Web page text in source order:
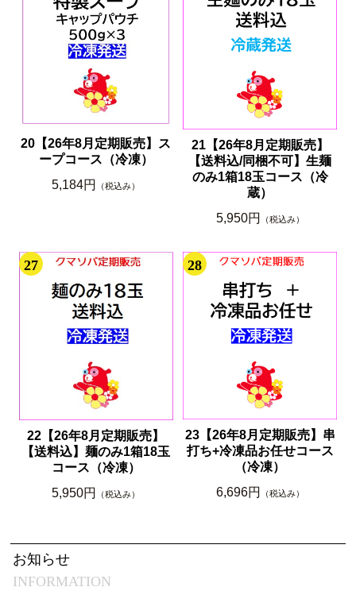
20【26年8月定期販売】ス
ープコース（冷凍）
5,184円
（税込み）
21【26年8月定期販売】
【送料込/同梱不可】生麺
のみ1箱18玉コース（冷
蔵）
5,950円
（税込み）
27
22【26年8月定期販売】
【送料込】麺のみ1箱18玉
コース（冷凍）
5,950円
（税込み）
28
23【26年8月定期販売】串
打ち+冷凍品お任せコース
（冷凍）
6,696円
（税込み）
INFORMATION
お知らせ